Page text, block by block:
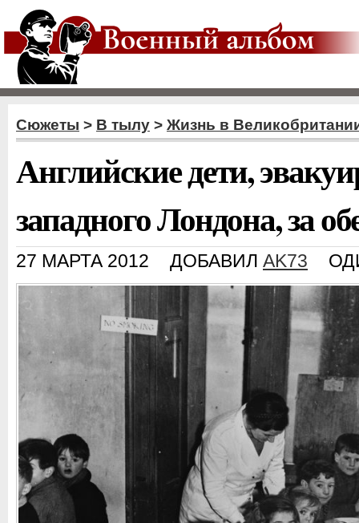
Сюжеты > В тылу > Жизнь в
Английские дети,
западного Лондона, за
27 МАРТА 2012 ДОБАВИЛ AK73